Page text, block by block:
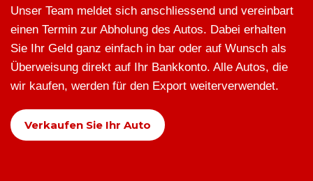
Unser Team meldet sich anschliessend und vereinbart
einen Termin zur Abholung des Autos. Dabei erhalten
Sie Ihr Geld ganz einfach in bar oder auf Wunsch als
Überweisung direkt auf Ihr Bankkonto. Alle Autos, die
wir kaufen, werden für den Export weiterverwendet.
Verkaufen Sie Ihr Auto